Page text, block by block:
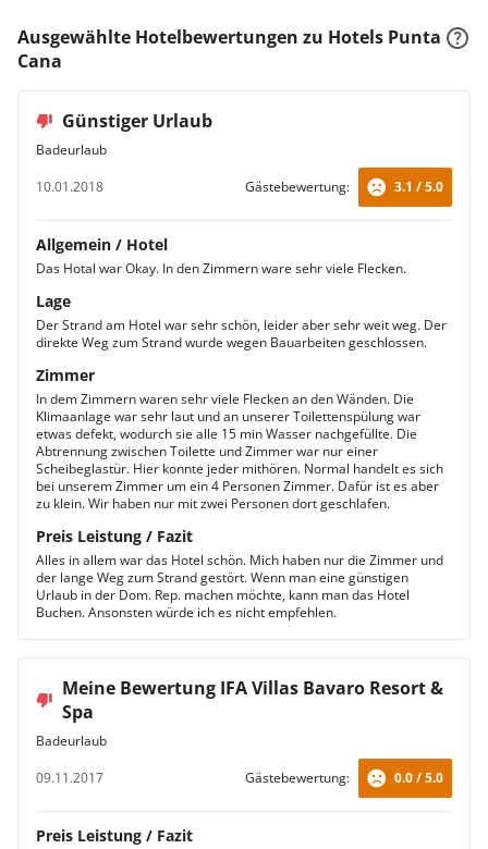
Ausgewählte Hotelbewertungen zu Hotels Punta
Cana
Günstiger Urlaub
Badeurlaub
10.01.2018
Gästebewertung: 3.1 / 5.0
Allgemein / Hotel
Das Hotal war Okay. In den Zimmern ware sehr viele Flecken.
Lage
Der Strand am Hotel war sehr schön, leider aber sehr weit weg. Der
direkte Weg zum Strand wurde wegen Bauarbeiten geschlossen.
Zimmer
In dem Zimmern waren sehr viele Flecken an den Wänden. Die
Klimaanlage war sehr laut und an unserer Toilettenspülung war
etwas defekt, wodurch sie alle 15 min Wasser nachgefüllte. Die
Abtrennung zwischen Toilette und Zimmer war nur einer
Scheibeglastür. Hier konnte jeder mithören. Normal handelt es sich
bei unserem Zimmer um ein 4 Personen Zimmer. Dafür ist es aber
zu klein. Wir haben nur mit zwei Personen dort geschlafen.
Preis Leistung / Fazit
Alles in allem war das Hotel schön. Mich haben nur die Zimmer und
der lange Weg zum Strand gestört. Wenn man eine günstigen
Urlaub in der Dom. Rep. machen möchte, kann man das Hotel
Buchen. Ansonsten würde ich es nicht empfehlen.
Meine Bewertung IFA Villas Bavaro Resort &
Spa
Badeurlaub
09.11.2017
Gästebewertung: 0.0 / 5.0
Preis Leistung / Fazit